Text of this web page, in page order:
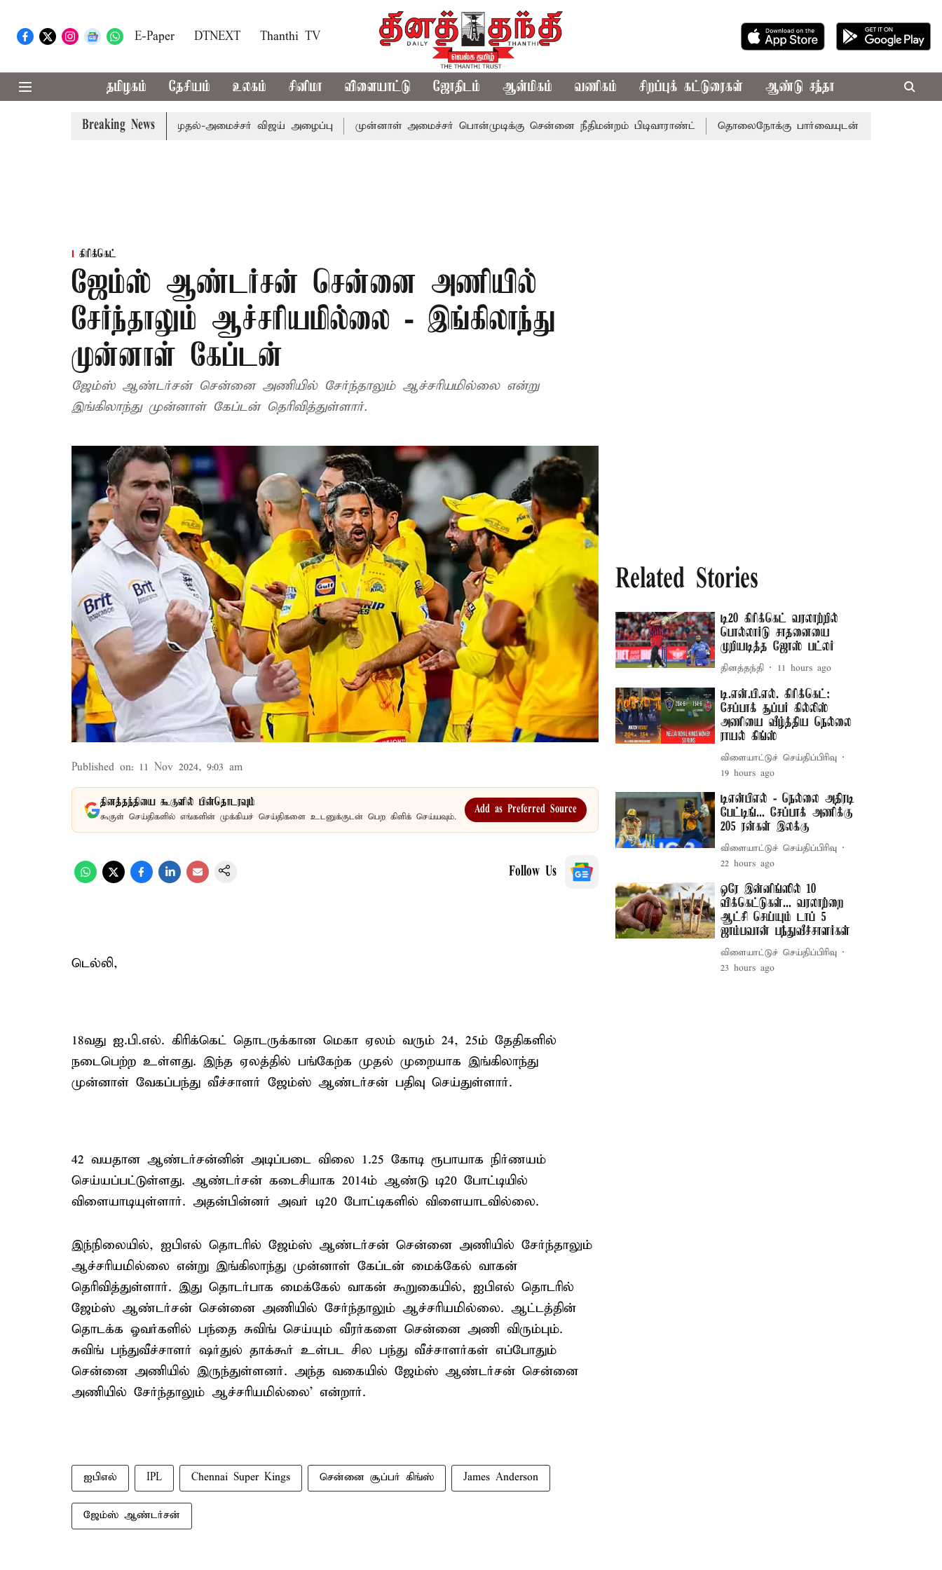
E-Paper DTNEXT Thanthi TV
தமிழகம் தேசியம் உலகம் சினிமா விளையாட்டு ஜோதிடம் ஆன்மிகம் வணிகம் சிறப்புக் கட்டுரைகள் ஆண்டு சந்தா
Breaking News
கூட்டத்துக்கு முதல்-அமைச்சர் விஜய் அழைப்பு முன்னாள் அமைச்சர் பொன்முடிக்கு சென்னை நீதிமன்றம் பிடிவாராண்ட் தொலைநோக்கு பார்வையுடன் கூடிய வேளாண் பட்ஜெட்:
கிரிக்கெட்
ஜேம்ஸ் ஆண்டர்சன் சென்னை அணியில்
சேர்ந்தாலும் ஆச்சரியமில்லை - இங்கிலாந்து
முன்னாள் கேப்டன்
ஜேம்ஸ் ஆண்டர்சன் சென்னை அணியில் சேர்ந்தாலும் ஆச்சரியமில்லை என்று
இங்கிலாந்து முன்னாள் கேப்டன் தெரிவித்துள்ளார்.
Published on: 11 Nov 2024, 9:03 am
தினத்தந்தியை கூகுளில் பின்தொடரவும்
கூகுள் செய்திகளில் எங்களின் முக்கியச் செய்திகளை உடனுக்குடன் பெற கிளிக் செய்யவும்.
Add as Preferred Source
Follow Us
டெல்லி,
18வது ஐ.பி.எல். கிரிக்கெட் தொடருக்கான மெகா ஏலம் வரும் 24, 25ம் தேதிகளில்
நடைபெற்ற உள்ளது. இந்த ஏலத்தில் பங்கேற்க முதல் முறையாக இங்கிலாந்து
முன்னாள் வேகப்பந்து வீச்சாளர் ஜேம்ஸ் ஆண்டர்சன் பதிவு செய்துள்ளார்.
42 வயதான ஆண்டர்சன்னின் அடிப்படை விலை 1.25 கோடி ரூபாயாக நிர்ணயம்
செய்யப்பட்டுள்ளது. ஆண்டர்சன் கடைசியாக 2014ம் ஆண்டு டி20 போட்டியில்
விளையாடியுள்ளார். அதன்பின்னர் அவர் டி20 போட்டிகளில் விளையாடவில்லை.
இந்நிலையில், ஐபிஎல் தொடரில் ஜேம்ஸ் ஆண்டர்சன் சென்னை அணியில் சேர்ந்தாலும்
ஆச்சரியமில்லை என்று இங்கிலாந்து முன்னாள் கேப்டன் மைக்கேல் வாகன்
தெரிவித்துள்ளார். இது தொடர்பாக மைக்கேல் வாகன் கூறுகையில், ஐபிஎல் தொடரில்
ஜேம்ஸ் ஆண்டர்சன் சென்னை அணியில் சேர்ந்தாலும் ஆச்சரியமில்லை. ஆட்டத்தின்
தொடக்க ஓவர்களில் பந்தை சுவிங் செய்யும் வீரர்களை சென்னை அணி விரும்பும்.
சுவிங் பந்துவீச்சாளர் ஷர்துல் தாக்கூர் உள்பட சில பந்து வீச்சாளர்கள் எப்போதும்
சென்னை அணியில் இருந்துள்ளனர். அந்த வகையில் ஜேம்ஸ் ஆண்டர்சன் சென்னை
அணியில் சேர்ந்தாலும் ஆச்சரியமில்லை' என்றார்.
ஐபிஎல் IPL Chennai Super Kings சென்னை சூப்பர் கிங்ஸ் James Anderson
ஜேம்ஸ் ஆண்டர்சன்
Related Stories
டி20 கிரிக்கெட் வரலாற்றில்
பொல்லார்டு சாதனையை
முறியடித்த ஜோஸ் பட்லர்
தினத்தந்தி 11 hours ago
டி.என்.பி.எல். கிரிக்கெட்:
சேப்பாக் சூப்பர் கில்லிஸ்
அணியை வீழ்த்திய நெல்லை
ராயல் கிங்ஸ்
விளையாட்டுச் செய்திப்பிரிவு
19 hours ago
டிஎன்பிஎல் - நெல்லை அதிரடி
பேட்டிங்... சேப்பாக் அணிக்கு
205 ரன்கள் இலக்கு
விளையாட்டுச் செய்திப்பிரிவு
22 hours ago
ஒரே இன்னிங்ஸில் 10
விக்கெட்டுகள்... வரலாற்றை
ஆட்சி செய்யும் டாப் 5
ஜாம்பவான் பந்துவீச்சாளர்கள்
விளையாட்டுச் செய்திப்பிரிவு
23 hours ago